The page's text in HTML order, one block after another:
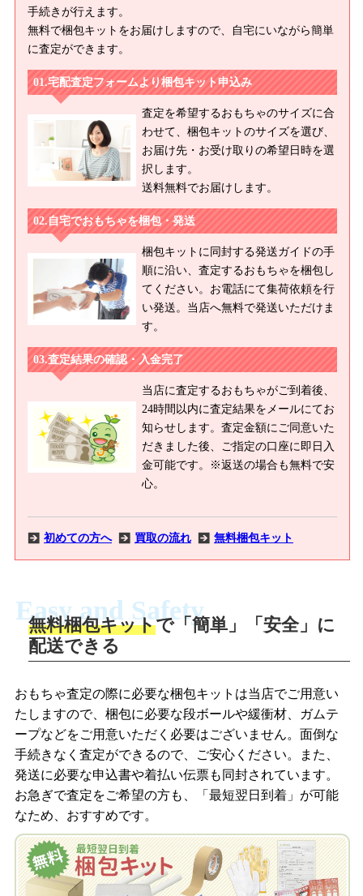
手続きが行えます。
無料で梱包キットをお届けしますので、自宅にいながら簡単
に査定ができます。
宅配査定フォームより梱包キット申込み
査定を希望するおもちゃのサイズに合
わせて、梱包キットのサイズを選び、
お届け先・お受け取りの希望日時を選
択します。
送料無料でお届けします。
自宅でおもちゃを梱包・発送
梱包キットに同封する発送ガイドの手
順に沿い、査定するおもちゃを梱包し
てください。お電話にて集荷依頼を行
い発送。当店へ無料で発送いただけま
す。
査定結果の確認・入金完了
当店に査定するおもちゃがご到着後、
24時間以内に査定結果をメールにてお
知らせします。査定金額にご同意いた
だきました後、ご指定の口座に即日入
金可能です。※返送の場合も無料で安
心。
初めての方へ 買取の流れ 無料梱包キット
商品撮影
商品を撮影して、査定フォームから画像
を送信します。
梱包キットをメールで申し込み
査定結果をメールで確認し、梱包キット
を申し込みます。梱包キットは送料無料
でお届けします。
自宅でおもちゃを発送・梱包
LINEの友だち追加・査定画像を送信
「ジョニージョイLINE査定」を友だちに
追加し、スマートフォンなどのカメラで
撮影したおもちゃの写真をトーク中に送
梱包キットをLINEで申し込み
査定結果をLINEで確認し、梱包キットを
申し込みます。梱包キットは送料無料で
お届けします。
Easy and Safety
無料梱包キットで「簡単」「安全」に
配送できる
おもちゃ査定の際に必要な梱包キットは当店でご用意い
たしますので、梱包に必要な段ボールや緩衝材、ガムテ
ープなどをご用意いただく必要はございません。面倒な
手続きなく査定ができるので、ご安心ください。また、
発送に必要な申込書や着払い伝票も同封されています。
お急ぎで査定をご希望の方も、「最短翌日到着」が可能
なため、おすすめです。